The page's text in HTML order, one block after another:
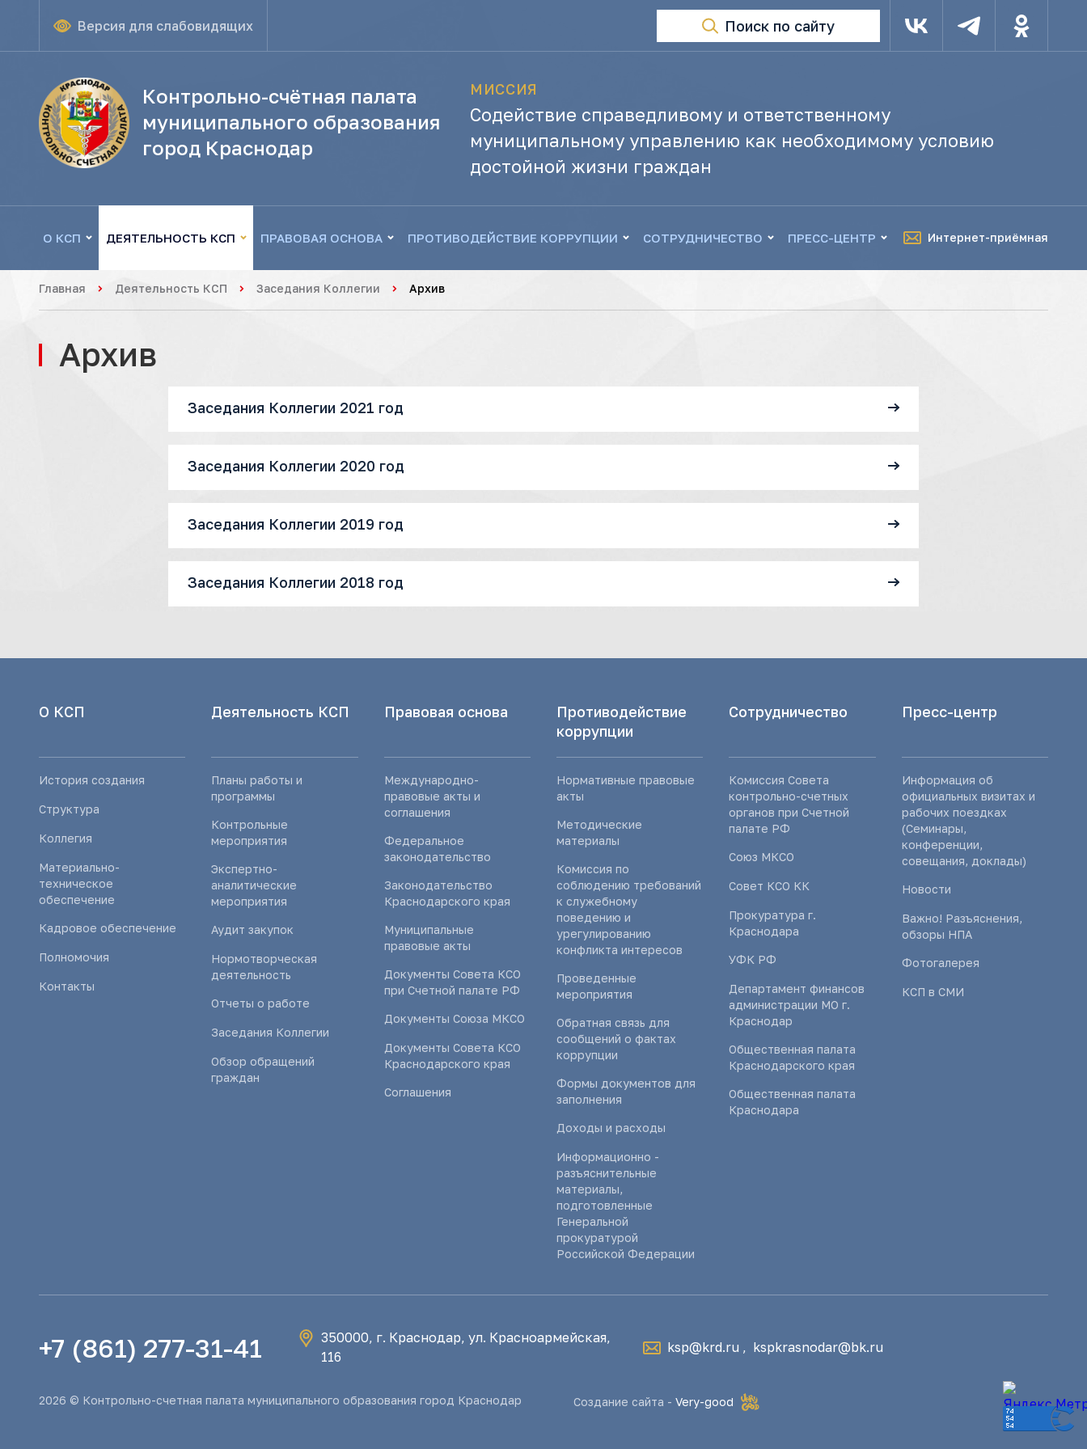
Версия для слабовидящих Поиск по сайту
Контрольно-счётная палата
муниципального образования
город Краснодар
МИССИЯ
Содействие справедливому и ответственному
муниципальному управлению как необходимому условию
достойной жизни граждан
О КСП ДЕЯТЕЛЬНОСТЬ КСП ПРАВОВАЯ ОСНОВА ПРОТИВОДЕЙСТВИЕ КОРРУПЦИИ СОТРУДНИЧЕСТВО ПРЕСС-ЦЕНТР Интернет-приёмная
Главная Деятельность КСП Заседания Коллегии Архив
Архив
Заседания Коллегии 2021 год
Заседания Коллегии 2020 год
Заседания Коллегии 2019 год
Заседания Коллегии 2018 год
О КСП
История создания
Структура
Коллегия
Материально-
техническое
обеспечение
Кадровое обеспечение
Полномочия
Контакты
Деятельность КСП
Планы работы и
программы
Контрольные
мероприятия
Экспертно-
аналитические
мероприятия
Аудит закупок
Нормотворческая
деятельность
Отчеты о работе
Заседания Коллегии
Обзор обращений
граждан
Правовая основа
Международно-
правовые акты и
соглашения
Федеральное
законодательство
Законодательство
Краснодарского края
Муниципальные
правовые акты
Документы Совета КСО
при Счетной палате РФ
Документы Союза МКСО
Документы Совета КСО
Краснодарского края
Соглашения
Противодействие
коррупции
Нормативные правовые
акты
Методические
материалы
Комиссия по
соблюдению требований
к служебному
поведению и
урегулированию
конфликта интересов
Проведенные
мероприятия
Обратная связь для
сообщений о фактах
коррупции
Формы документов для
заполнения
Доходы и расходы
Информационно -
разъяснительные
материалы,
подготовленные
Генеральной
прокуратурой
Российской Федерации
Сотрудничество
Комиссия Совета
контрольно-счетных
органов при Счетной
палате РФ
Союз МКСО
Совет КСО КК
Прокуратура г.
Краснодара
УФК РФ
Департамент финансов
администрации МО г.
Краснодар
Общественная палата
Краснодарского края
Общественная палата
Краснодара
Пресс-центр
Информация об
официальных визитах и
рабочих поездках
(Семинары,
конференции,
совещания, доклады)
Новости
Важно! Разъяснения,
обзоры НПА
Фотогалерея
КСП в СМИ
+7 (861) 277-31-41
350000, г. Краснодар, ул. Красноармейская,
116
ksp@krd.ru , kspkrasnodar@bk.ru
2026 © Контрольно-счетная палата муниципального образования город Краснодар Создание сайта - Very-good